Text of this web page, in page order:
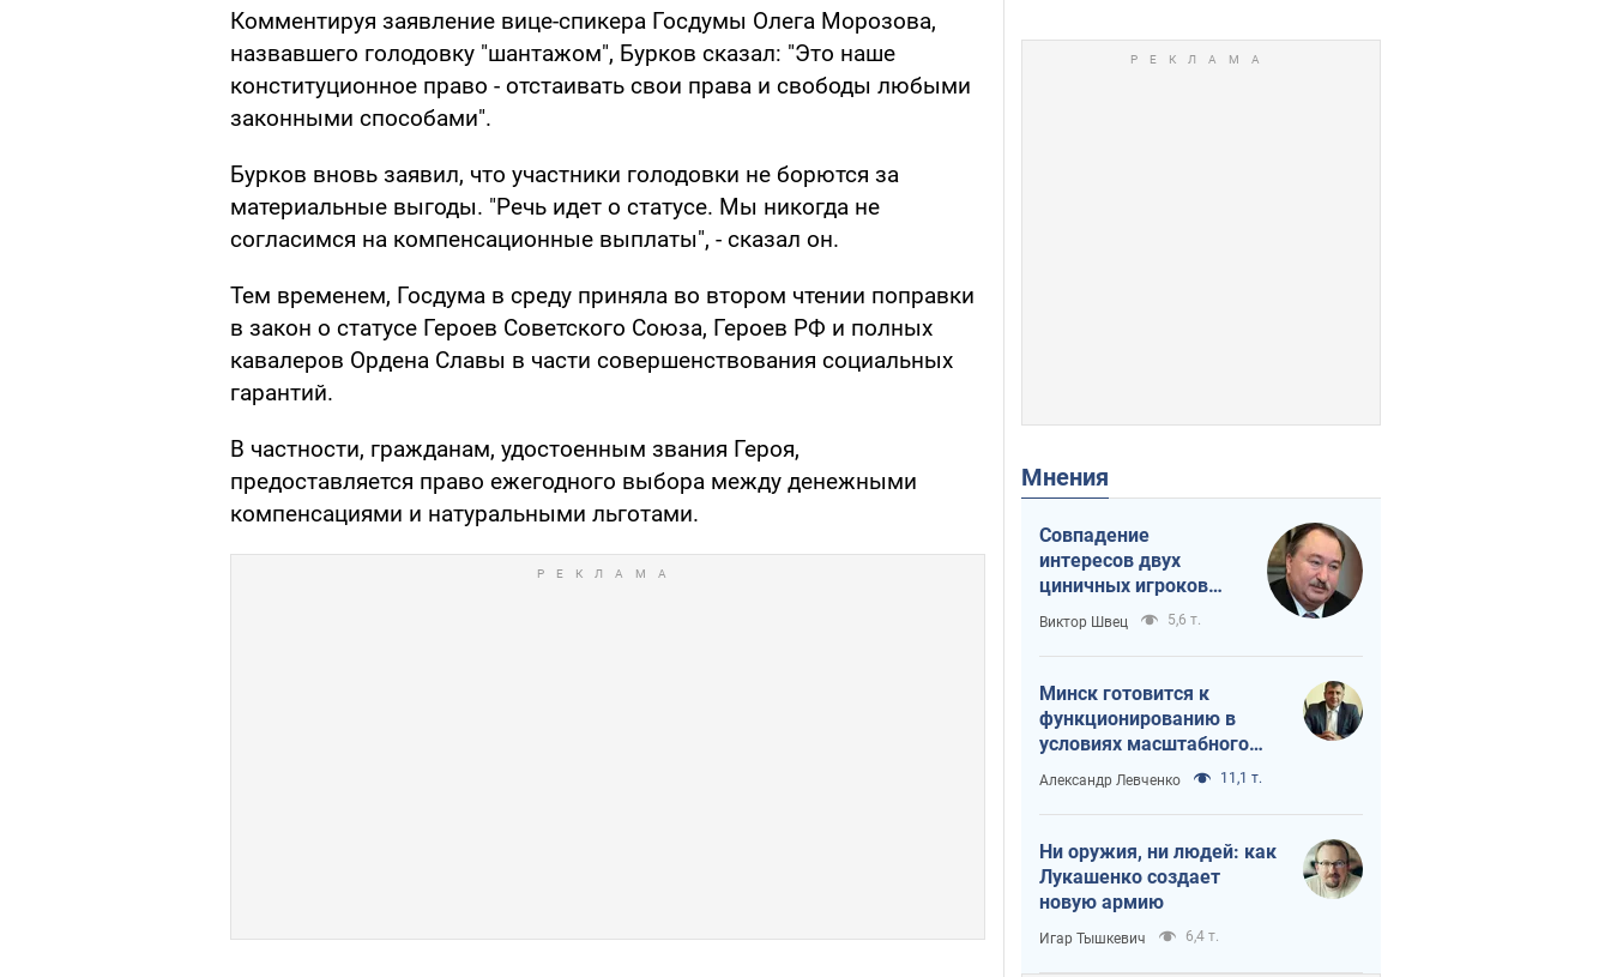
Комментируя заявление вице-спикера Госдумы Олега Морозова,
назвавшего голодовку "шантажом", Бурков сказал: "Это наше
конституционное право - отстаивать свои права и свободы любыми
законными способами".
Бурков вновь заявил, что участники голодовки не борются за
материальные выгоды. "Речь идет о статусе. Мы никогда не
согласимся на компенсационные выплаты", - сказал он.
Тем временем, Госдума в среду приняла во втором чтении поправки
в закон о статусе Героев Советского Союза, Героев РФ и полных
кавалеров Ордена Славы в части совершенствования социальных
гарантий.
В частности, гражданам, удостоенным звания Героя,
предоставляется право ежегодного выбора между денежными
компенсациями и натуральными льготами.
Мнения
Совпадение
интересов двух
циничных игроков
или тайный план
Трампа и Путина?
Виктор Швец 5,6 т.
Минск готовится к
функционированию в
условиях масштабного
военного кризиса
Александр Левченко 11,1 т.
Ни оружия, ни людей: как
Лукашенко создает
новую армию
Игар Тышкевич 6,4 т.